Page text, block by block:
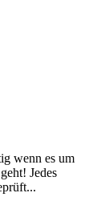
wenn es um
Jedes